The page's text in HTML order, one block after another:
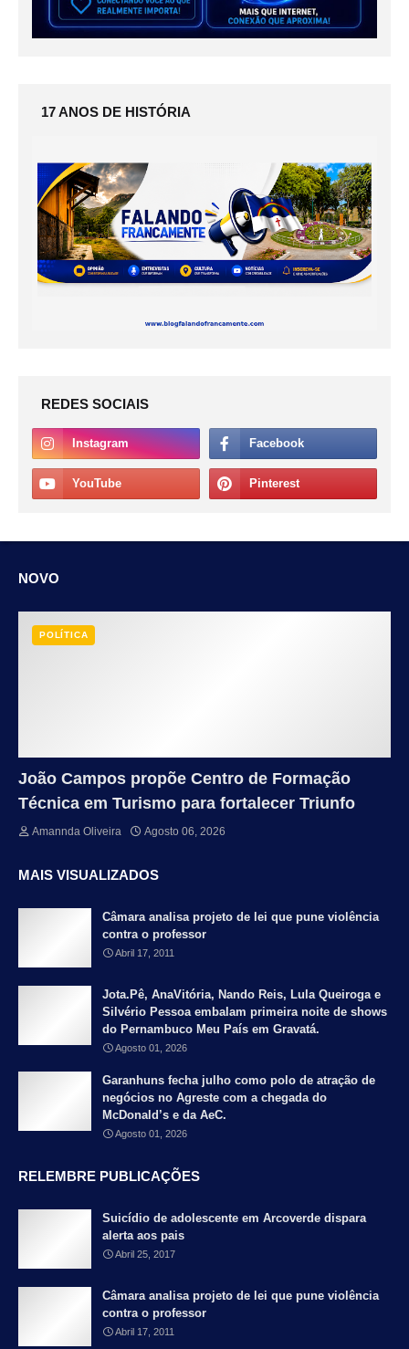
17 ANOS DE HISTÓRIA
REDES SOCIAIS
NOVO
POLÍTICA
João Campos propõe Centro de Formação
Técnica em Turismo para fortalecer Triunfo
Amannda Oliveira Agosto 06, 2026
MAIS VISUALIZADOS
Câmara analisa projeto de lei que pune violência
contra o professor
Abril 17, 2011
Jota.Pê, AnaVitória, Nando Reis, Lula Queiroga e
Silvério Pessoa embalam primeira noite de shows
do Pernambuco Meu País em Gravatá.
Agosto 01, 2026
Garanhuns fecha julho como polo de atração de
negócios no Agreste com a chegada do
McDonald’s e da AeC.
Agosto 01, 2026
RELEMBRE PUBLICAÇÕES
Suicídio de adolescente em Arcoverde dispara
alerta aos pais
Abril 25, 2017
Câmara analisa projeto de lei que pune violência
contra o professor
Abril 17, 2011